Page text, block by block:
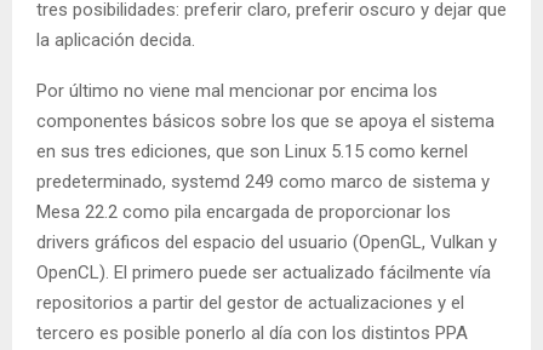
tres posibilidades: preferir claro, preferir oscuro y dejar que
la aplicación decida.
Por último no viene mal mencionar por encima los
componentes básicos sobre los que se apoya el sistema
en sus tres ediciones, que son Linux 5.15 como kernel
predeterminado, systemd 249 como marco de sistema y
Mesa 22.2 como pila encargada de proporcionar los
drivers gráficos del espacio del usuario (OpenGL, Vulkan y
OpenCL). El primero puede ser actualizado fácilmente vía
repositorios a partir del gestor de actualizaciones y el
tercero es posible ponerlo al día con los distintos PPA